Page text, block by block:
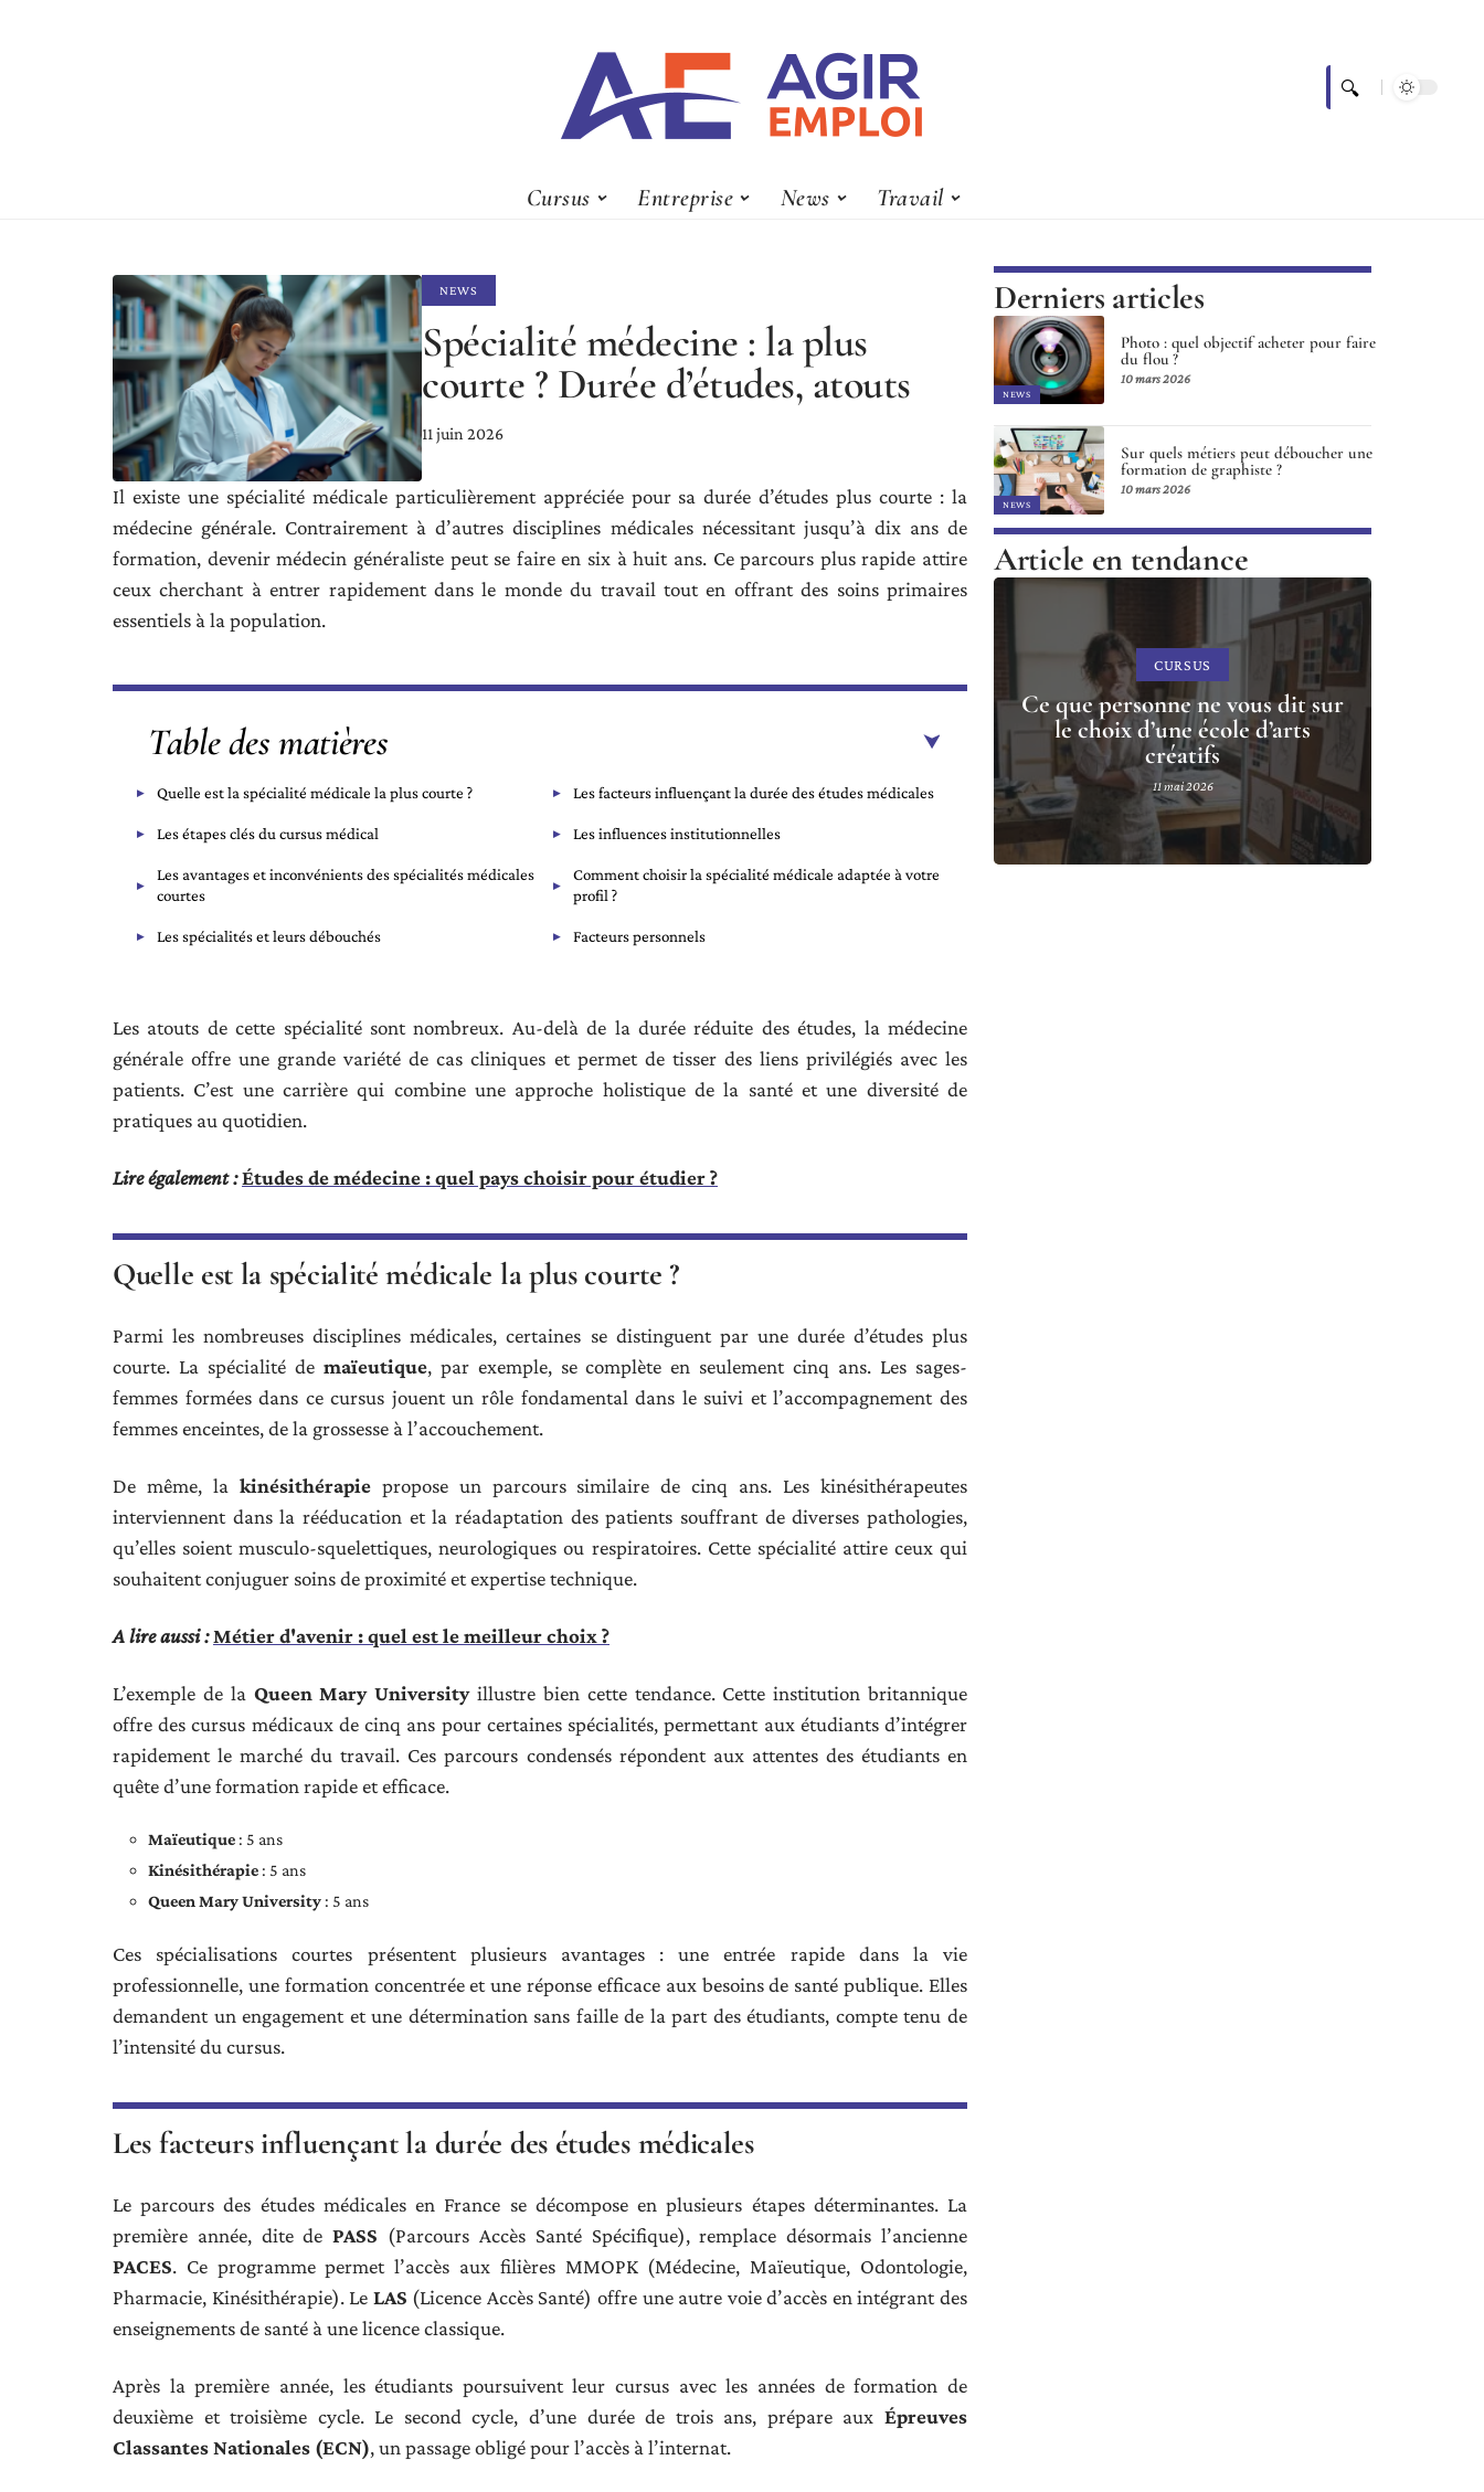
Cursus Entreprise News Travail
NEWS
Spécialité médecine : la plus
courte ? Durée d’études, atouts
11 juin 2026
Il existe une spécialité médicale particulièrement appréciée pour sa durée d’études plus courte : la
médecine générale. Contrairement à d’autres disciplines médicales nécessitant jusqu’à dix ans de
formation, devenir médecin généraliste peut se faire en six à huit ans. Ce parcours plus rapide attire
ceux cherchant à entrer rapidement dans le monde du travail tout en offrant des soins primaires
essentiels à la population.
Table des matières
Quelle est la spécialité médicale la plus courte ? Les facteurs influençant la durée des études médicales
Les étapes clés du cursus médical Les influences institutionnelles
Les avantages et inconvénients des spécialités médicales
courtes
Comment choisir la spécialité médicale adaptée à votre
profil ?
Les spécialités et leurs débouchés Facteurs personnels
Les atouts de cette spécialité sont nombreux. Au-delà de la durée réduite des études, la médecine
générale offre une grande variété de cas cliniques et permet de tisser des liens privilégiés avec les
patients. C’est une carrière qui combine une approche holistique de la santé et une diversité de
pratiques au quotidien.
Lire également :Études de médecine : quel pays choisir pour étudier ?
Quelle est la spécialité médicale la plus courte ?
Parmi les nombreuses disciplines médicales, certaines se distinguent par une durée d’études plus
courte. La spécialité de maïeutique, par exemple, se complète en seulement cinq ans. Les sages-
femmes formées dans ce cursus jouent un rôle fondamental dans le suivi et l’accompagnement des
femmes enceintes, de la grossesse à l’accouchement.
De même, la kinésithérapiepropose un parcours similaire de cinq ans. Les kinésithérapeutes
interviennent dans la rééducation et la réadaptation des patients souffrant de diverses pathologies,
qu’elles soient musculo-squelettiques, neurologiques ou respiratoires. Cette spécialité attire ceux qui
souhaitent conjuguer soins de proximité et expertise technique.
A lire aussi :Métier d'avenir : quel est le meilleur choix ?
L’exemple de la Queen Mary Universityillustre bien cette tendance. Cette institution britannique
offre des cursus médicaux de cinq ans pour certaines spécialités, permettant aux étudiants d’intégrer
rapidement le marché du travail. Ces parcours condensés répondent aux attentes des étudiants en
quête d’une formation rapide et efficace.
Maïeutique : 5 ans
Kinésithérapie : 5 ans
Queen Mary University : 5 ans
Ces spécialisations courtes présentent plusieurs avantages : une entrée rapide dans la vie
professionnelle, une formation concentrée et une réponse efficace aux besoins de santé publique. Elles
demandent un engagement et une détermination sans faille de la part des étudiants, compte tenu de
l’intensité du cursus.
Les facteurs influençant la durée des études médicales
Le parcours des études médicales en France se décompose en plusieurs étapes déterminantes. La
première année, dite dePASS (Parcours Accès Santé Spécifique), remplace désormais l’ancienne
PACES. Ce programme permet l’accès aux filières MMOPK (Médecine, Maïeutique, Odontologie,
Pharmacie, Kinésithérapie). Le LAS (Licence Accès Santé) offre une autre voie d’accès en intégrant des
enseignements de santé à une licence classique.
Après la première année, les étudiants poursuivent leur cursus avec les années de formation de
deuxième et troisième cycle. Le second cycle, d’une durée de trois ans, prépare aux Épreuves
Classantes Nationales (ECN), un passage obligé pour l’accès à l’internat.
Derniers articles
NEWS
Photo : quel objectif acheter pour faire
du flou ?
10 mars 2026
NEWS
Sur quels métiers peut déboucher une
formation de graphiste ?
10 mars 2026
Article en tendance
CURSUS
Ce que personne ne vous dit sur
le choix d’une école d’arts
créatifs
11 mai 2026